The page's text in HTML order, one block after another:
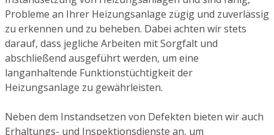
Probleme an Ihrer Heizungsanlage zügig und zuverlässig
zu erkennen und zu beheben. Dabei achten wir stets
darauf, dass jegliche Arbeiten mit Sorgfalt und
abschließend ausgeführt werden, um eine
langanhaltende Funktionstüchtigkeit der
Heizungsanlage zu gewährleisten.
Neben dem Instandsetzen von Defekten bieten wir auch
Erhaltungs- und Inspektionsdienste an, um